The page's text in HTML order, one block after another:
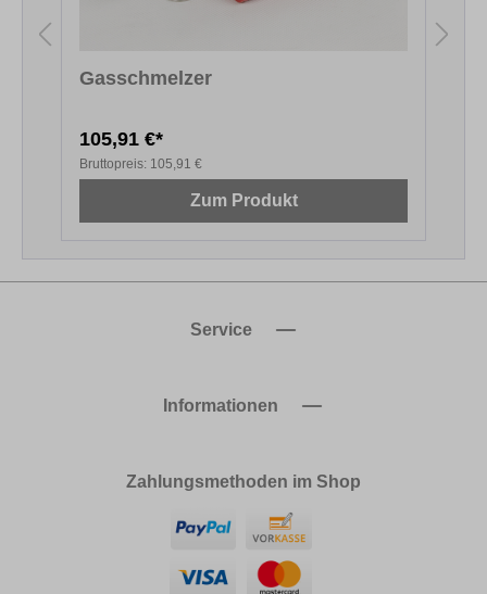
Gasschmelzer
105,91 €*
Bruttopreis: 105,91 €
Zum Produkt
Service
Informationen
Zahlungsmethoden im Shop